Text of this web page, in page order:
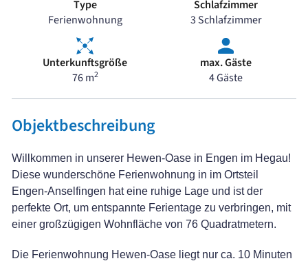
Type
Ferienwohnung
Schlafzimmer
3 Schlafzimmer
Unterkunftsgröße
76 m2
max. Gäste
4 Gäste
Objektbeschreibung
Willkommen in unserer Hewen-Oase in Engen im Hegau!
Diese wunderschöne Ferienwohnung in im Ortsteil
Engen-Anselfingen hat eine ruhige Lage und ist der
perfekte Ort, um entspannte Ferientage zu verbringen, mit
einer großzügigen Wohnfläche von 76 Quadratmetern.
Die Ferienwohnung Hewen-Oase liegt nur ca. 10 Minuten